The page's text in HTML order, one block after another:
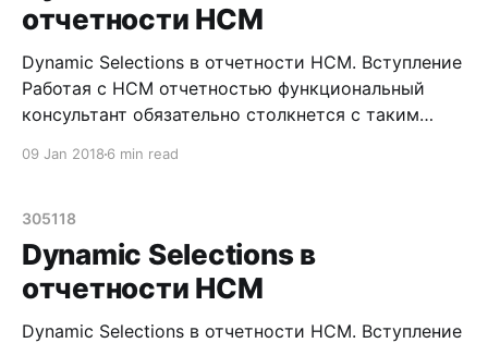
отчетности HCM
Dynamic Selections в отчетности HCM. Вступление
Работая с HCM отчетностью функциональный
консультант обязательно столкнется с таким
selections considerably improve report performance
because the system retrieves data very quickly when
these fields
09 Jan 2018 6 min read
305118
Dynamic Selections в
отчетности HCM
Dynamic Selections в отчетности HCM. Вступление